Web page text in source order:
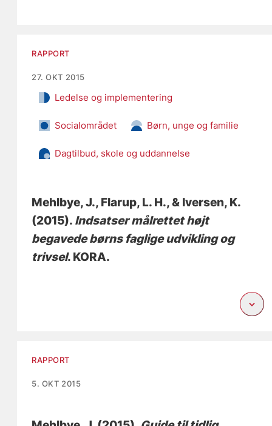
RAPPORT
27. OKT 2015
Ledelse og implementering
Socialområdet Børn, unge og familie
Dagtilbud, skole og uddannelse
Mehlbye, J., Flarup, L. H., & Iversen, K.
(2015). Indsatser målrettet højt
begavede børns faglige udvikling og
trivsel. KORA.
RAPPORT
5. OKT 2015